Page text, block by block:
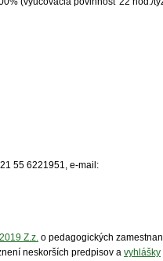
55 6221951, e-mail:
Z.z. o pedagogických
neskorších predpisov a vyhlášky